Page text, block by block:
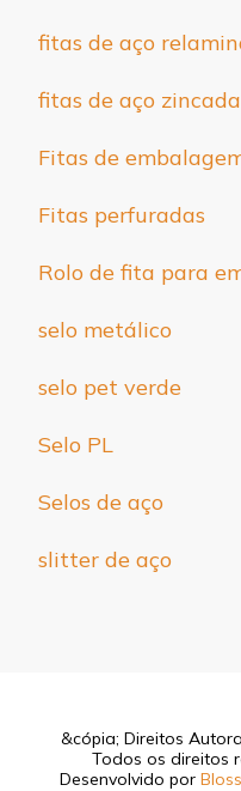
fitas de aço
fitas de aço zincada
Fitas de
Fitas perfuradas
Rolo de fita para
selo metálico
selo pet verde
Selo PL
Selos de aço
slitter de aço
&cópia; Direitos
Todos os direitos
Desenvolvido por